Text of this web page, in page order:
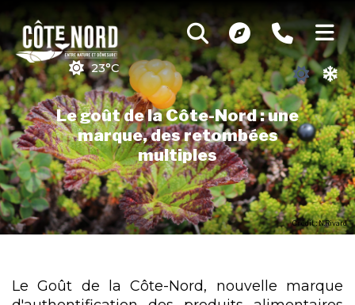
23°C
Le goût de la Côte-Nord : une
marque, des retombées
multiples
Crédit : N.Rivard
Le Goût de la Côte-Nord, nouvelle marque